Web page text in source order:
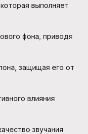
выполняет
фона, приводя
защищая его от
влияния
звучания